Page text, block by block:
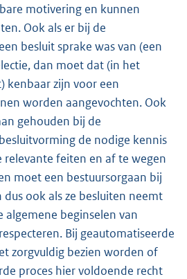
motivering en kunnen
Ook als er bij de
besluit sprake was van (een
dan moet dat (in het
kenbaar zijn voor een
worden aangevochten. Ook
gehouden bij de
de nodige kennis
relevante feiten en af te wegen
moet een bestuursorgaan bij
ook als ze besluiten neemt
algemene beginselen van
Bij geautomatiseerde
zorgvuldig bezien worden of
proces hier voldoende recht